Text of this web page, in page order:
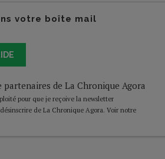
votre boîte mail
de La Chronique Agora
pour que je reçoive la newsletter
de La Chronique Agora. Voir notre